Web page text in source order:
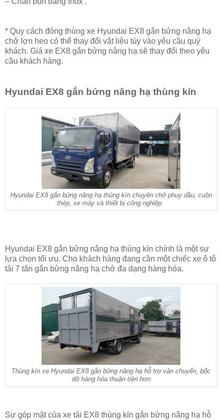
* Quy cách đóng thùng xe Hyundai EX8 gắn bửng nâng hạ
chở lợn heo có thể thay đổi vật liệu tùy vào yêu cầu quý
khách. Giá xe EX8 gắn bửng nâng hạ sẽ thay đổi theo yêu
cầu khách hàng.
Hyundai EX8 gắn bửng nâng hạ thùng kín
Hyundai EX8 gắn bửng nâng hạ thùng kín chuyên chở phuy dầu, cuộn
thép, xe máy và thiết bị công nghiệp.
Hyundai EX8 gắn bửng nâng hạ thùng kín chính là một sự
lựa chọn tối ưu. Cho khách hàng đang cần một chiếc xe ô tô
tải 7 tấn gắn bửng nâng hạ chở đa dạng hàng hóa.
Thùng kín xe Hyundai EX8 gắn bửng nâng hạ hỗ trợ vận chuyển, bốc
dỡ hàng hóa thuận tiện hơn
Sự góp mặt của xe tải EX8 thùng kín gắn bửng nâng hạ hỗ